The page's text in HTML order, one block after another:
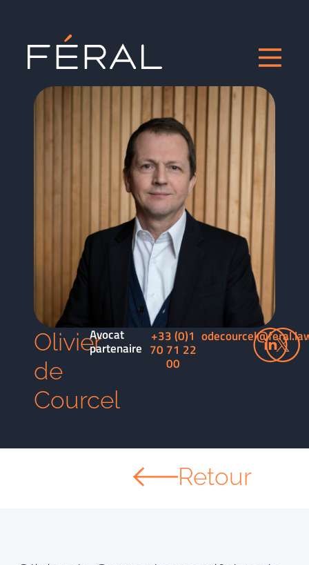
Olivier
de
Courcel
Avocat
partenaire
+33 (0)1
70 71 22
00
Retour